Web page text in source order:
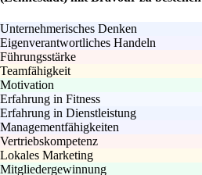
Unternehmerisches Denken
Eigenverantwortliches Handeln
Führungsstärke
Teamfähigkeit
Motivation
Erfahrung in Fitness
Erfahrung in Dienstleistung
Managementfähigkeiten
Vertriebskompetenz
Lokales Marketing
Mitgliedergewinnung